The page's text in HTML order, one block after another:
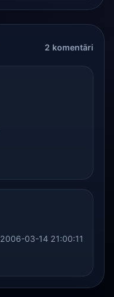
2 komentāri
2006-03-14 21:00:11